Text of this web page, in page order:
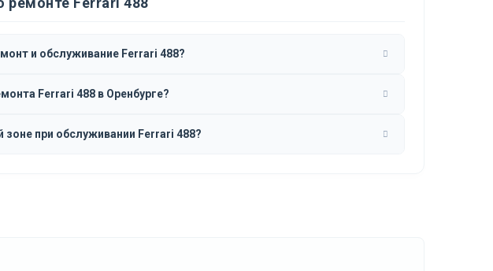
и обслуживание Ferrari 488?
Ferrari 488 в Оренбурге?
при обслуживании Ferrari 488?